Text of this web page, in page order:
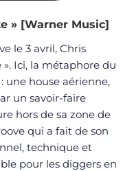
» [Warner Music]
le 3 avril, Chris
Ici, la métaphore du
une house aérienne,
un savoir-faire
hors de sa zone de
qui a fait de son
technique et
pour les diggers en